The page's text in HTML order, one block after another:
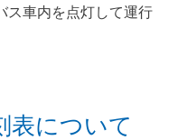
ス車内を点灯して運行
表について